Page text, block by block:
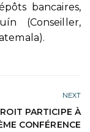
bancaires,
(Conseiller,
NEXT
PARTICIPE À
CONFÉRENCE